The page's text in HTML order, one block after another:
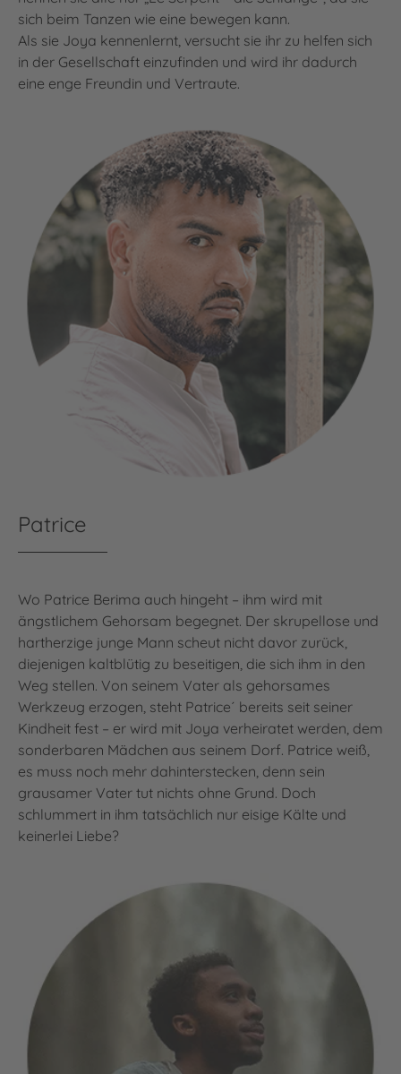
sich beim Tanzen wie eine bewegen kann.
Als sie Joya kennenlernt, versucht sie ihr zu helfen sich
in der Gesellschaft einzufinden und wird ihr dadurch
eine enge Freundin und Vertraute.
Patrice
Wo Patrice Berima auch hingeht – ihm wird mit
ängstlichem Gehorsam begegnet. Der skrupellose und
hartherzige junge Mann scheut nicht davor zurück,
diejenigen kaltblütig zu beseitigen, die sich ihm in den
Weg stellen. Von seinem Vater als gehorsames
Werkzeug erzogen, steht Patrice´ bereits seit seiner
Kindheit fest – er wird mit Joya verheiratet werden, dem
sonderbaren Mädchen aus seinem Dorf. Patrice weiß,
es muss noch mehr dahinterstecken, denn sein
grausamer Vater tut nichts ohne Grund. Doch
schlummert in ihm tatsächlich nur eisige Kälte und
keinerlei Liebe?